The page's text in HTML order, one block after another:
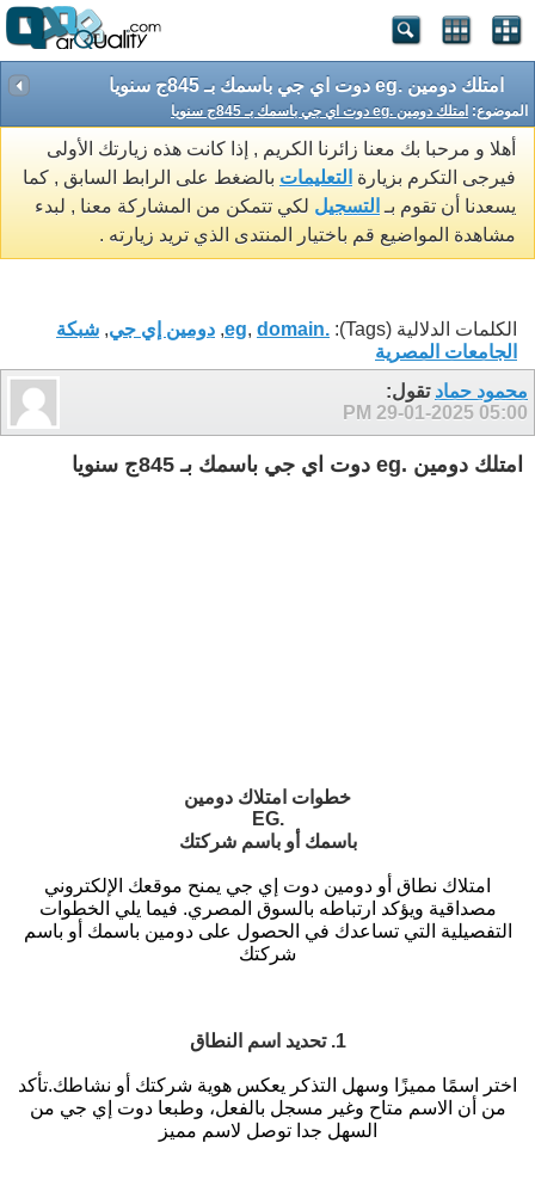
امتلك دومين .eg دوت اي جي باسمك بـ 845ج سنويا
الموضوع: امتلك دومين .eg دوت اي جي باسمك بـ 845ج سنويا
أهلا و مرحبا بك معنا زائرنا الكريم , إذا كانت هذه زيارتك الأولى
فيرجى التكرم بزيارة التعليمات بالضغط على الرابط السابق , كما
يسعدنا أن تقوم بـ التسجيل لكي تتمكن من المشاركة معنا , لبدء
مشاهدة المواضيع قم باختيار المنتدى الذي تريد زيارته .
الكلمات الدلالية (Tags): .eg
, domain
, دومين إي جي, شبكة
الجامعات المصرية
محمود حماد تقول:
29-01-2025 05:00 PM
امتلك دومين .eg دوت اي جي باسمك بـ 845ج سنويا
خطوات امتلاك دومين
.EG
باسمك أو باسم شركتك
امتلاك نطاق أو دومين دوت إي جي يمنح موقعك الإلكتروني
مصداقية ويؤكد ارتباطه بالسوق المصري. فيما يلي الخطوات
التفصيلية التي تساعدك في الحصول على دومين باسمك أو باسم
شركتك
1. تحديد اسم النطاق
اختر اسمًا مميزًا وسهل التذكر يعكس هوية شركتك أو نشاطك.تأكد
من أن الاسم متاح وغير مسجل بالفعل، وطبعا دوت إي جي من
السهل جدا توصل لاسم مميز